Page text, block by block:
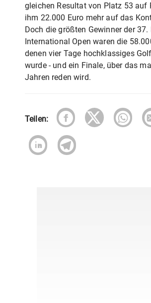
gleichen Resultat von Platz 53 auf
ihm 22.000 Euro mehr auf das
Doch die größten Gewinner der 37.
International Open waren die
denen vier Tage hochklassiges
wurde - und ein Finale, über das
Jahren reden wird.
Teilen: